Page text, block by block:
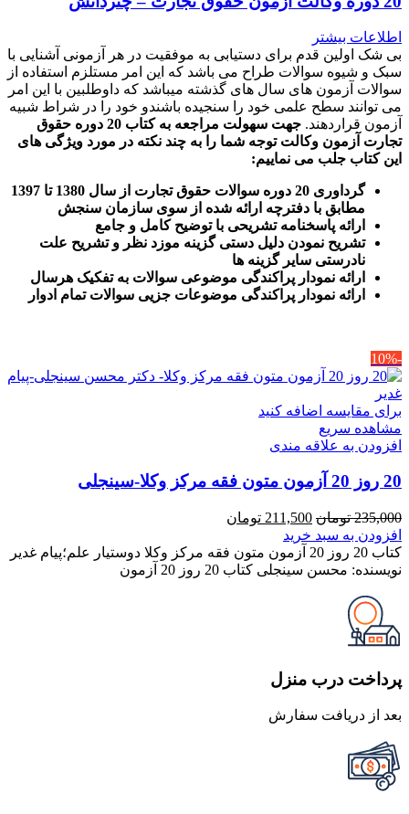
اطلاعات بیشتر
بی شک اولین قدم برای دستیابی به موفقیت در هر آزمونی آشنایی با
سبک و شیوه سوالات طراح می باشد که این امر مستلزم استفاده از
سوالات آزمون های سال های گذشته میباشد که داوطلبین با این امر
می توانند سطح علمی خود را سنجیده باشندو خود را در شراط شبیه
آزمون قراردهند.
جهت سهولت مراجعه به کتاب 20 دوره حقوق
تجارت آزمون وکالت توجه شما را به چند نکته در مورد ویژگی های
این کتاب جلب می نماییم:
گرداوری 20 دوره سوالات حقوق تجارت از سال 1380 تا 1397
مطابق با دفترچه ارائه شده از سوی سازمان سنجش
ارائه پاسخنامه تشریحی با توضیح کامل و جامع
تشریح نمودن دلیل دستی گزینه موزد نظر و تشریح علت
نادرستی سایر گزینه ها
ارائه نمودار پراکندگی موضوعی سوالات به تفکیک هرسال
رائه نمودار پراکندگی موضوعات جزیی سوالات تمام ادوار
-10%
برای مقایسه اضافه کنید
مشاهده سریع
افزودن به علاقه مندی
20 روز 20 آزمون متون فقه مرکز وکلا-سینجلی
235,000 تومان قیمت
اصلی
235,000 تومان
بود.
211,500 تومان
211,500 تومان
است.
افزودن به سبد خرید
کتاب 20 روز 20 آزمون متون فقه مرکز وکلا دوستیار علم؛پیام غدیر
نویسنده: محسن سینجلی کتاب 20 روز 20 آزمون
پرداخت درب منزل
بعد از دریافت سفارش